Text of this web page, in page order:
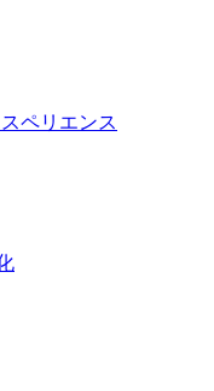
ペリエンス